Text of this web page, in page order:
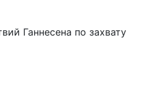
Ганнесена по захвату